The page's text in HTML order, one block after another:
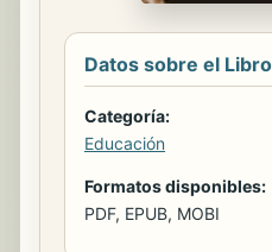
Datos sobre el Libro
Categoría:
Educación
Formatos disponibles:
PDF, EPUB, MOBI